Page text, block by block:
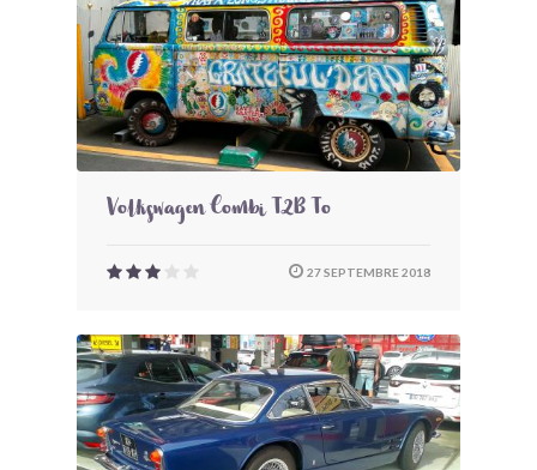
Volkswagen Combi T2B To
27 SEPTEMBRE 2018